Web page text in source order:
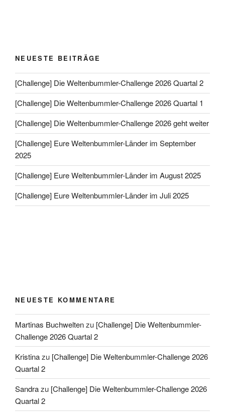
NEUESTE BEITRÄGE
[Challenge] Die Weltenbummler-Challenge 2026 Quartal 2
[Challenge] Die Weltenbummler-Challenge 2026 Quartal 1
[Challenge] Die Weltenbummler-Challenge 2026 geht weiter
[Challenge] Eure Weltenbummler-Länder im September
2025
[Challenge] Eure Weltenbummler-Länder im August 2025
[Challenge] Eure Weltenbummler-Länder im Juli 2025
NEUESTE KOMMENTARE
Martinas Buchweltenzu [Challenge] Die Weltenbummler-
Challenge 2026 Quartal 2
Kristinazu [Challenge] Die Weltenbummler-Challenge 2026
Quartal 2
Sandrazu [Challenge] Die Weltenbummler-Challenge 2026
Quartal 2